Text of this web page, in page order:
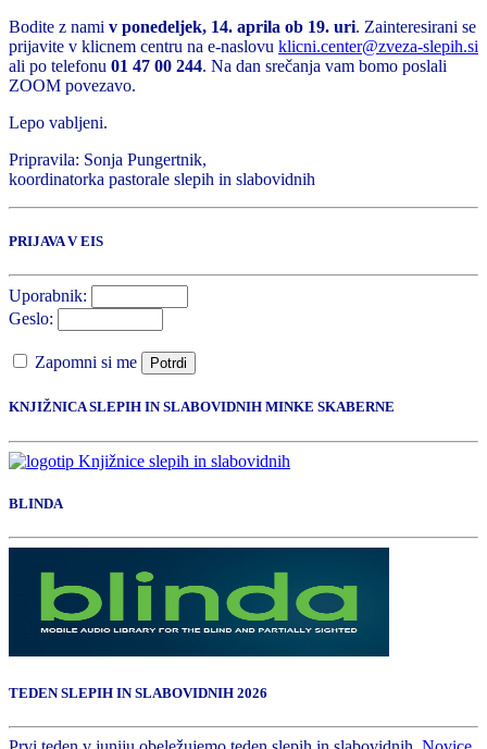
Bodite z nami v ponedeljek, 14. aprila ob 19. uri. Zainteresirani se
prijavite v klicnem centru na e-naslovu klicni.center@zveza-slepih.si
ali po telefonu 01 47 00 244. Na dan srečanja vam bomo poslali
ZOOM povezavo.
Lepo vabljeni.
Pripravila: Sonja Pungertnik,
koordinatorka pastorale slepih in slabovidnih
PRIJAVA V EIS
Uporabnik:
Geslo:
Zapomni si me Potrdi
KNJIŽNICA SLEPIH IN SLABOVIDNIH MINKE SKABERNE
BLINDA
TEDEN SLEPIH IN SLABOVIDNIH 2026